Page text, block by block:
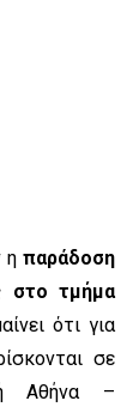
ηπαράδοση
στο τμήμα
ότι για
σε
Αθήνα –